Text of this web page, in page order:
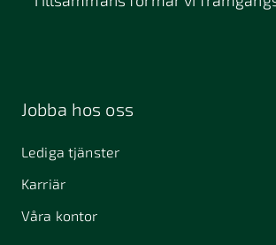
Jobba hos oss
Lediga tjänster
Karriär
Våra kontor